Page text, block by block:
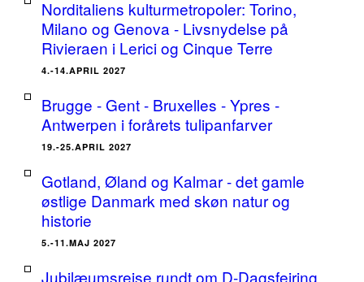
Norditaliens kulturmetropoler: Torino,
Milano og Genova - Livsnydelse på
Rivieraen i Lerici og Cinque Terre
4.-14.APRIL 2027
Brugge - Gent - Bruxelles - Ypres -
Antwerpen i forårets tulipanfarver
19.-25.APRIL 2027
Gotland, Øland og Kalmar - det gamle
østlige Danmark med skøn natur og
historie
5.-11.MAJ 2027
Jubilæumsrejse rundt om D-Dagsfejring